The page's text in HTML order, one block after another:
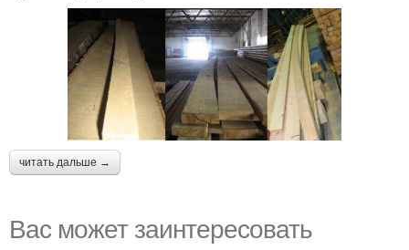
читать дальше →
Вас может заинтересовать